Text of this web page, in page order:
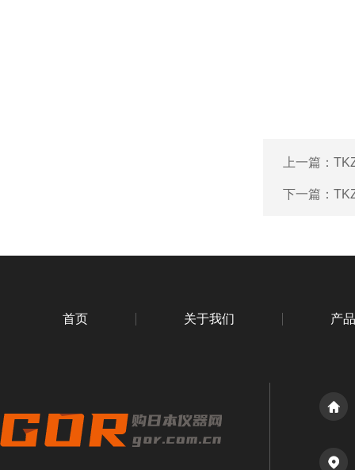
上一篇：
下一篇：
首页 关于我们 产